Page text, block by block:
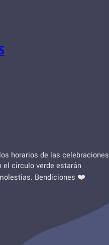
horarios de las celebraciones
el círculo verde estarán
Bendiciones ❤️